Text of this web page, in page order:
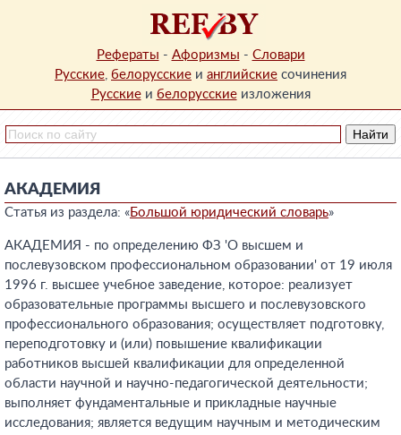
Рефераты - Афоризмы - Словари
Русские, белорусские и английские сочинения
Русскиеи белорусскиеизложения
АКАДЕМИЯ
Статья из раздела: «Большой юридический словарь»
АКАДЕМИЯ - по определению ФЗ 'О высшем и
послевузовском профессиональном образовании' от 19 июля
1996 г. высшее учебное заведение, которое: реализует
образовательные программы высшего и послевузовского
профессионального образования; осуществляет подготовку,
переподготовку и (или) повышение квалификации
работников высшей квалификации для определенной
области научной и научно-педагогической деятельности;
выполняет фундаментальные и прикладные научные
исследования; является ведущим научным и методическим